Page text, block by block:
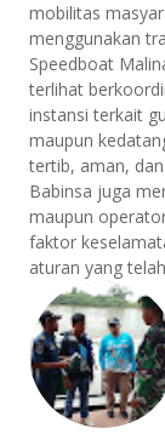
mobilitas
menggunakan
Speedboat
terlihat
instansi terkait
maupun
tertib, aman,
Babinsa juga
maupun
faktor
aturan yang